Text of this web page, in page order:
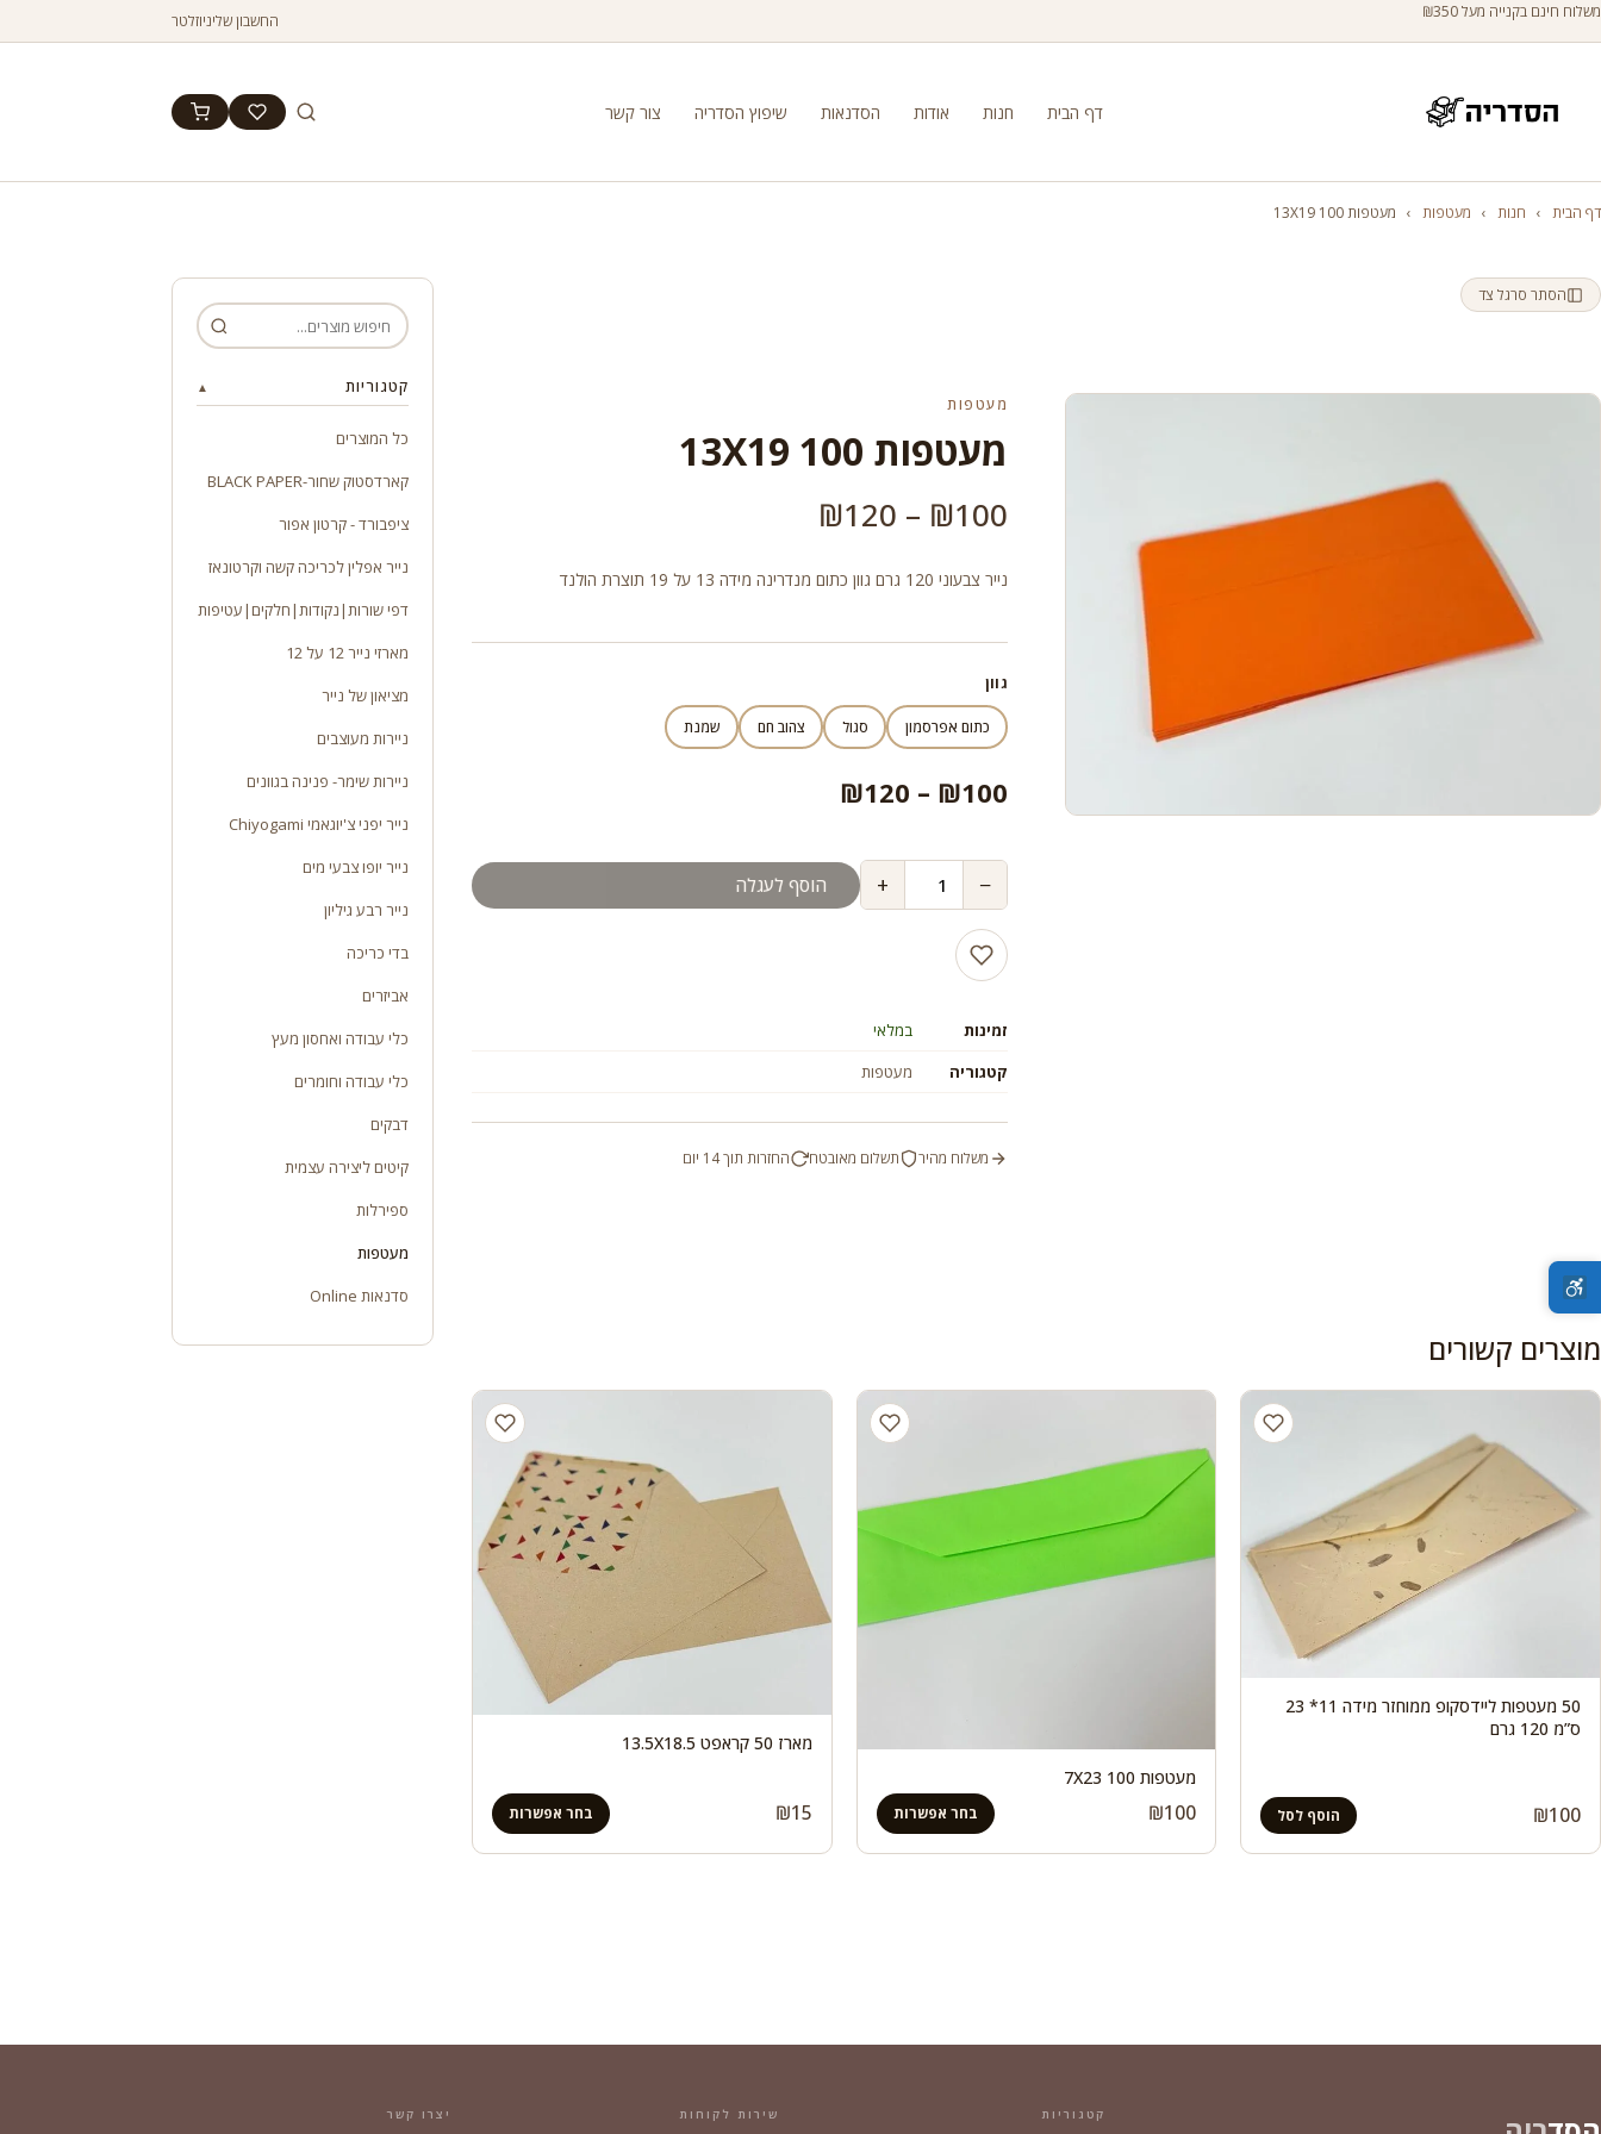
משלוח חינם בקנייה מעל ₪350 החשבון שליניוזלטר
דף הבית חנות אודות הסדנאות שיפוץ הסדריה צור קשר
דף הבית › חנות › מעטפות › מעטפות 100 13X19
הסתר סרגל צד
מעטפות
מעטפות 100 13X19
₪100
–
₪120
מחירים:
נייר צבעוני 120 גרם גוון כתום מנדרינה מידה 13 על 19 תוצרת הולנד
גוון
כתום אפרסמון סגול צהוב חם שמנת
₪100
–
₪120
−
+ הוסף לעגלה
זמינות
במלאי
קטגוריה
מעטפות
משלוח מהיר תשלום מאובטח החזרות תוך 14 יום
מוצרים קשורים
50 מעטפות ליידסקופ ממוחזר מידה 11* 23
ס”מ 120 גרם
₪100 הוסף לסל
מעטפות 100 7X23
₪100 בחר אפשרות
מארז 50 קראפט 13.5X18.5
₪15 בחר אפשרות
קטגוריות ▲
כל המוצרים
קארדסטוק שחור-BLACK PAPER
ציפבורד - קרטון אפור
נייר אפלין לכריכה קשה וקרטונאז
דפי שורות|נקודות|חלקים|עטיפות
מארזי נייר 12 על 12
מציאון של נייר
ניירות מעוצבים
ניירות שימר- פנינה בגוונים
נייר יפני צ'יוגאמי Chiyogami
נייר יופו צבעי מים
נייר רבע גיליון
בדי כריכה
אביזרים
כלי עבודה ואחסון מעץ
כלי עבודה וחומרים
דבקים
קיטים ליצירה עצמית
ספירלות
מעטפות
סדנאות Online
קטגוריות שירות לקוחות יצרו קשר